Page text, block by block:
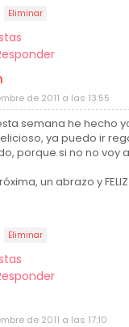
Eliminar
de 2011 a las 13:55
semana he hecho
ya puedo ir
porque si no no voy
un abrazo y FELIZ
Eliminar
de 2011 a las 17:10